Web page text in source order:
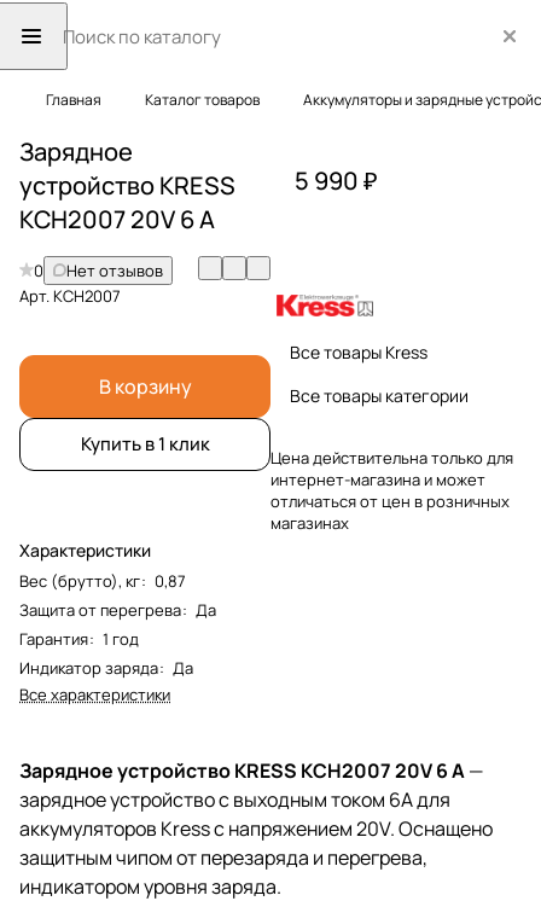
Главная Каталог товаров Аккумуляторы и зарядные
Зарядное
устройство KRESS
KCH2007 20V 6 А
0
Нет отзывов
Арт.KCH2007
В корзину
Купить в 1 клик
Характеристики
Вес (брутто), кг: 0,87
Защита от перегрева: Да
Гарантия: 1 год
Индикатор заряда: Да
Все характеристики
5 990 ₽
Все товары Kress
Все товары категории
Цена действительна только для
интернет-магазина и может
отличаться от цен в розничных
магазинах
Зарядное устройство KRESS KCH2007 20V 6 А—
зарядное устройство с выходным током 6А для
аккумуляторов Kress с напряжением 20V. Оснащено
защитным чипом от перезаряда и перегрева,
индикатором уровня заряда.